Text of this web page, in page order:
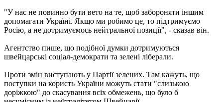
"У нас не повинно бути вето на те, щоб забороняти іншим
допомагати Україні. Якщо ми робимо це, то підтримуємо
Росію, а не дотримуємось нейтральної позиції", - сказав він.
Агентство пише, що подібної думки дотримуються
швейцарські соціал-демократи та зелені ліберали.
Проти змін виступають у Партії зелених. Там кажуть, що
поступки на користь України можуть стати "слизькою
доріжкою" до скасування всіх обмежень, що було б